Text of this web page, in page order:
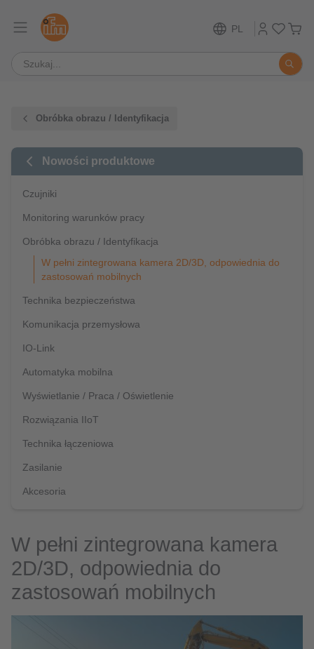
PL
Obróbka obrazu / Identyfikacja
Nowości produktowe
Czujniki
Monitoring warunków pracy
Obróbka obrazu / Identyfikacja
W pełni zintegrowana kamera 2D/3D, odpowiednia do
zastosowań mobilnych
Technika bezpieczeństwa
Komunikacja przemysłowa
IO-Link
Automatyka mobilna
Wyświetlanie / Praca / Oświetlenie
Rozwiązania IIoT
Technika łączeniowa
Zasilanie
Akcesoria
W pełni zintegrowana kamera
2D/3D, odpowiednia do
zastosowań mobilnych